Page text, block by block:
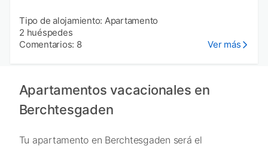
Tipo de alojamiento: Apartamento
2 huéspedes
Comentarios: 8
Ver más
Apartamentos vacacionales en
Berchtesgaden
Tu apartamento en Berchtesgaden será el